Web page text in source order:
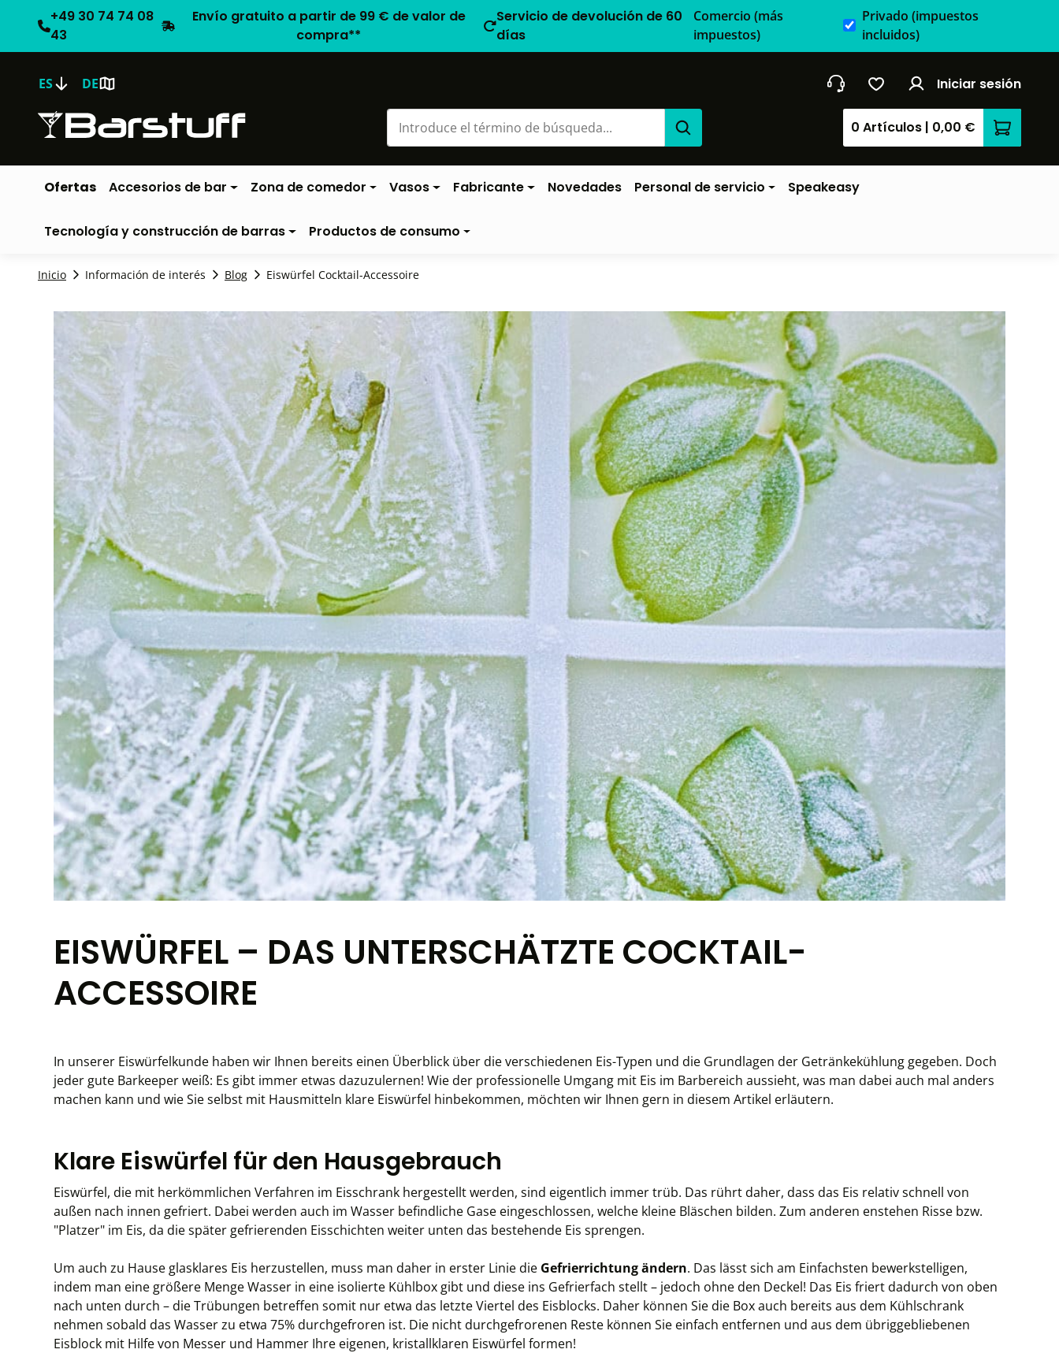
+49 30 74 74 08
43
Envío gratuito a partir de 99 € de valor de
compra**
Servicio de devolución de 60
días
Comercio (más
impuestos)
Privado (impuestos
incluidos)
ES DE Iniciar sesión
0 Artículos | 0,00 € El
Ofertas Accesorios de bar Zona de comedor Vasos Fabricante Novedades Personal de servicio Speakeasy
Tecnología y construcción de barras Productos de consumo
Inicio Información de interés Blog Eiswürfel Cocktail-Accessoire
EISWÜRFEL – DAS UNTERSCHÄTZTE COCKTAIL-
ACCESSOIRE
In unserer Eiswürfelkunde haben wir Ihnen bereits einen Überblick über die verschiedenen Eis-Typen und die Grundlagen der Getränkekühlung gegeben. Doch
jeder gute Barkeeper weiß: Es gibt immer etwas dazuzulernen! Wie der professionelle Umgang mit Eis im Barbereich aussieht, was man dabei auch mal anders
machen kann und wie Sie selbst mit Hausmitteln klare Eiswürfel hinbekommen, möchten wir Ihnen gern in diesem Artikel erläutern.
Klare Eiswürfel für den Hausgebrauch
Eiswürfel, die mit herkömmlichen Verfahren im Eisschrank hergestellt werden, sind eigentlich immer trüb. Das rührt daher, dass das Eis relativ schnell von
außen nach innen gefriert. Dabei werden auch im Wasser befindliche Gase eingeschlossen, welche kleine Bläschen bilden. Zum anderen enstehen Risse bzw.
"Platzer" im Eis, da die später gefrierenden Eisschichten weiter unten das bestehende Eis sprengen.
Um auch zu Hause glasklares Eis herzustellen, muss man daher in erster Linie die Gefrierrichtung ändern. Das lässt sich am Einfachsten bewerkstelligen,
indem man eine größere Menge Wasser in eine isolierte Kühlbox gibt und diese ins Gefrierfach stellt – jedoch ohne den Deckel! Das Eis friert dadurch von oben
nach unten durch – die Trübungen betreffen somit nur etwa das letzte Viertel des Eisblocks. Daher können Sie die Box auch bereits aus dem Kühlschrank
nehmen sobald das Wasser zu etwa 75% durchgefroren ist. Die nicht durchgefrorenen Reste können Sie einfach entfernen und aus dem übriggebliebenen
Eisblock mit Hilfe von Messer und Hammer Ihre eigenen, kristallklaren Eiswürfel formen!